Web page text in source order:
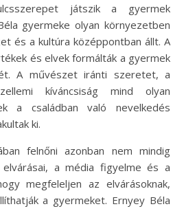
játszik a gyermek
gyermeke olyan környezetben
és a kultúra középpontban állt. A
és elvek formálták a gyermek
A művészet iránti szeretet, a
kíváncsiság mind olyan
a családban való nevelkedés
ki.
felnőni azonban nem mindig
a média figyelme és a
megfeleljen az elvárásoknak,
a gyermeket. Ernyey Béla